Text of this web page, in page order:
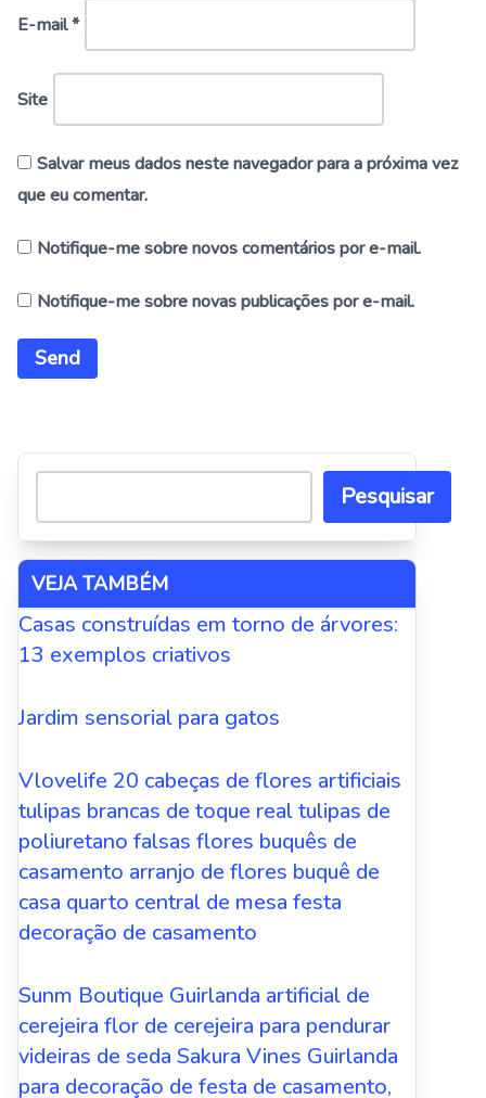
E-mail*
Site
Salvar meus dados neste navegador para a próxima vez
que eu comentar.
Notifique-me sobre novos comentários por e-mail.
Notifique-me sobre novas publicações por e-mail.
Pesquisar
VEJA TAMBÉM
Casas construídas em torno de árvores:
13 exemplos criativos
Jardim sensorial para gatos
Vlovelife 20 cabeças de flores artificiais
tulipas brancas de toque real tulipas de
poliuretano falsas flores buquês de
casamento arranjo de flores buquê de
casa quarto central de mesa festa
decoração de casamento
Sunm Boutique Guirlanda artificial de
cerejeira flor de cerejeira para pendurar
videiras de seda Sakura Vines Guirlanda
para decoração de festa de casamento,